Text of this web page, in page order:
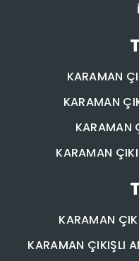
KARAMAN
KARAMAN
KARAMAN
KARAMAN
KARAMAN
KARAMAN ÇIKIŞLI